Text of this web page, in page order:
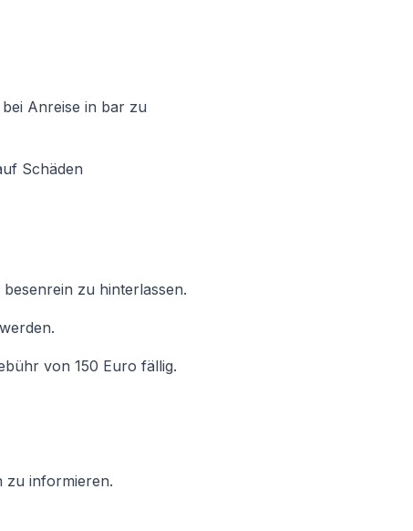
Anreise in bar zu
Schäden
zu hinterlassen.
von 150 Euro fällig.
zu informieren.